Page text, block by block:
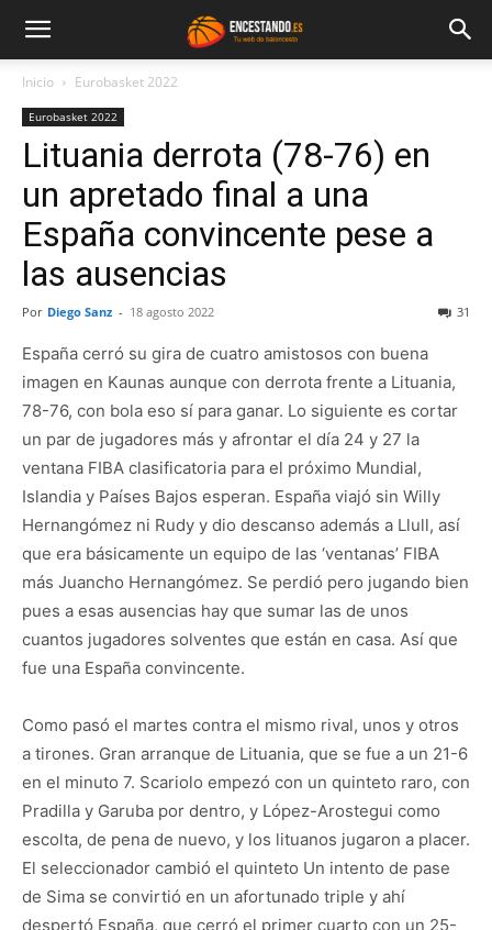
Inicio Eurobasket 2022
Eurobasket 2022
Lituania derrota (78-76) en
un apretado final a una
España convincente pese a
las ausencias
Por Diego Sanz - 18 agosto 2022 31
España cerró su gira de cuatro amistosos con buena
imagen en Kaunas aunque con derrota frente a Lituania,
78-76, con bola eso sí para ganar. Lo siguiente es cortar
un par de jugadores más y afrontar el día 24 y 27 la
ventana FIBA clasificatoria para el próximo Mundial,
Islandia y Países Bajos esperan. España viajó sin Willy
Hernangómez ni Rudy y dio descanso además a Llull, así
que era básicamente un equipo de las ‘ventanas’ FIBA
más Juancho Hernangómez. Se perdió pero jugando bien
pues a esas ausencias hay que sumar las de unos
cuantos jugadores solventes que están en casa. Así que
fue una España convincente.
Como pasó el martes contra el mismo rival, unos y otros
a tirones. Gran arranque de Lituania, que se fue a un 21-6
en el minuto 7. Scariolo empezó con un quinteto raro, con
Pradilla y Garuba por dentro, y López-Arostegui como
escolta, de pena de nuevo, y los lituanos jugaron a placer.
El seleccionador cambió el quinteto Un intento de pase
de Sima se convirtió en un afortunado triple y ahí
despertó España, que cerró el primer cuarto con un 25-